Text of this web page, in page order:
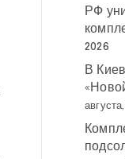
РФ
2026
В